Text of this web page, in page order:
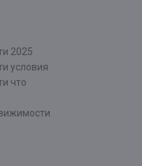
2025
условия
что